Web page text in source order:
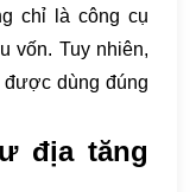
chỉ là công cụ
vốn. Tuy nhiên,
được dùng đúng
địa tăng